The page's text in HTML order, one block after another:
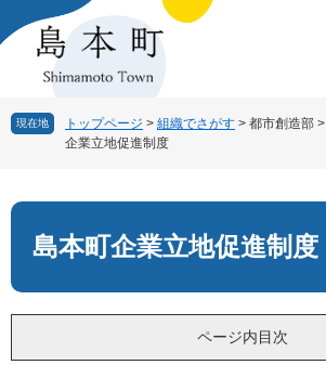
ー
ニ
本
現在地 トップページ > 組織でさがす > 都市創造部 >
企業立地促進制度
文
島本町企業立地促進制度
ページ内目次